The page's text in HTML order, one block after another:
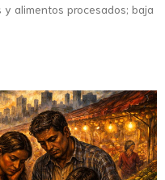
y alimentos procesados; baja